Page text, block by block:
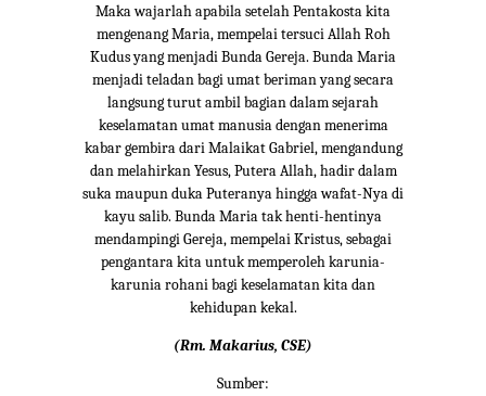
Maka wajarlah apabila setelah Pentakosta kita
mengenang Maria, mempelai tersuci Allah Roh
Kudus yang menjadi Bunda Gereja. Bunda Maria
menjadi teladan bagi umat beriman yang secara
langsung turut ambil bagian dalam sejarah
keselamatan umat manusia dengan menerima
kabar gembira dari Malaikat Gabriel, mengandung
dan melahirkan Yesus, Putera Allah, hadir dalam
suka maupun duka Puteranya hingga wafat-Nya di
kayu salib. Bunda Maria tak henti-hentinya
mendampingi Gereja, mempelai Kristus, sebagai
pengantara kita untuk memperoleh karunia-
karunia rohani bagi keselamatan kita dan
kehidupan kekal.
(Rm. Makarius, CSE)
Sumber: